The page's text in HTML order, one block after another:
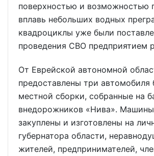
поверхностью и возможностью
вплавь небольших водных
квадроциклы уже были
проведения СВО предприятием
От Еврейской автономной
предоставлены три автомобиля
местной сборки, собранные на
внедорожников «Нива».
закуплены и изготовлены на
губернатора области,
жителей, предпринимателей,